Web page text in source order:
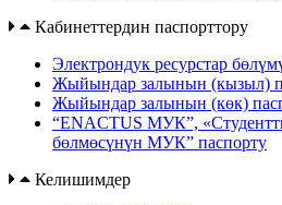
Кабинеттердин паспорттору
Электрондук ресурстар
Жыйындар залынын (кызыл)
Жыйындар залынын (көк)
“ENACTUS МУК”,
бөлмөсүнүн МУК” паспорту
Келишимдер